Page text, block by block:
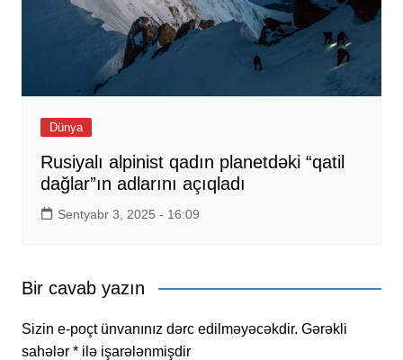
Dünya
Rusiyalı alpinist qadın planetdəki “qatil
dağlar”ın adlarını açıqladı
Sentyabr 3, 2025 - 16:09
Bir cavab yazın
Sizin e-poçt ünvanınız dərc edilməyəcəkdir. Gərəkli
sahələr *ilə işarələnmişdir